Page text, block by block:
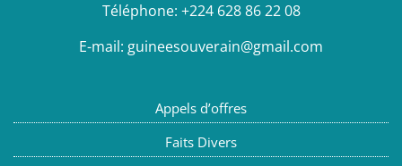
Téléphone: +224 628 86 22 08
E-mail: guineesouverain@gmail.com
Appels d’offres
Faits Divers